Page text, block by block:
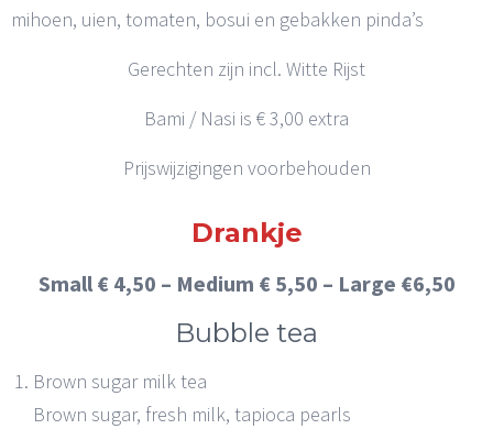
mihoen, uien, tomaten, bosui en gebakken pinda’s
Gerechten zijn incl. Witte Rijst
Bami / Nasi is € 3,00 extra
Prijswijzigingen voorbehouden
Drankje
Small € 4,50 – Medium € 5,50 – Large €6,50
Bubble tea
Brown sugar milk tea
Brown sugar, fresh milk, tapioca pearls